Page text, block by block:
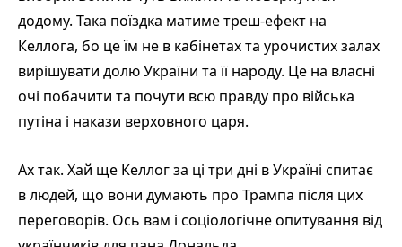
додому. Така поїздка матиме треш-ефект на
Келлога, бо це їм не в кабінетах та урочистих залах
вирішувати долю України та її народу. Це на власні
очі побачити та почути всю правду про війська
путіна і накази верховного царя.
Ах так. Хай ще Келлог за ці три дні в Україні спитає
в людей, що вони думають про Трампа після цих
переговорів. Ось вам і соціологічне опитування від